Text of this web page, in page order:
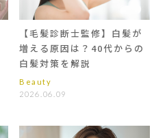
【毛髪診断士監修】白髪が
増える原因は？40代からの
白髪対策を解説
Beauty
2026.06.09